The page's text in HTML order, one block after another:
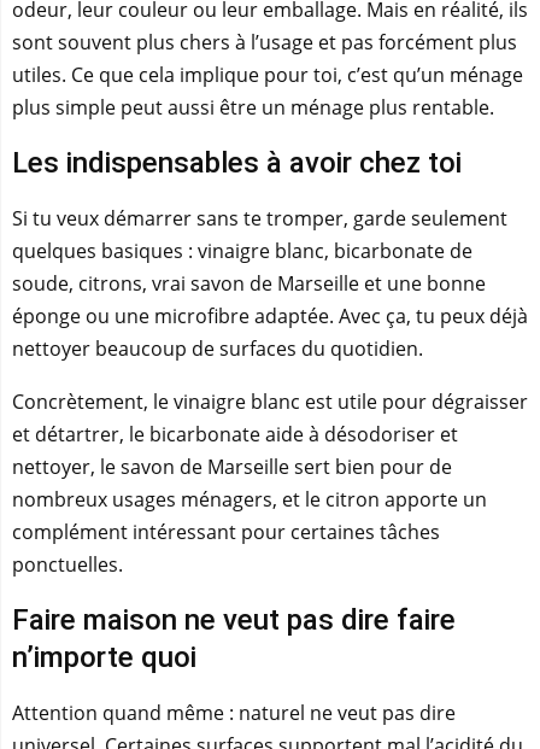
odeur, leur couleur ou leur emballage. Mais en réalité, ils
sont souvent plus chers à l’usage et pas forcément plus
utiles. Ce que cela implique pour toi, c’est qu’un ménage
plus simple peut aussi être un ménage plus rentable.
Les indispensables à avoir chez toi
Si tu veux démarrer sans te tromper, garde seulement
quelques basiques : vinaigre blanc, bicarbonate de
soude, citrons, vrai savon de Marseille et une bonne
éponge ou une microfibre adaptée. Avec ça, tu peux déjà
nettoyer beaucoup de surfaces du quotidien.
Concrètement, le vinaigre blanc est utile pour dégraisser
et détartrer, le bicarbonate aide à désodoriser et
nettoyer, le savon de Marseille sert bien pour de
nombreux usages ménagers, et le citron apporte un
complément intéressant pour certaines tâches
ponctuelles.
Faire maison ne veut pas dire faire
n’importe quoi
Attention quand même : naturel ne veut pas dire